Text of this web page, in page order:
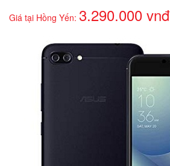
Giá tại Hồng Yến: 3.290.000 vnđ